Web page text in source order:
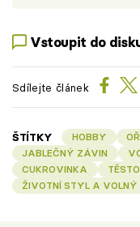
Vstoupit do
Sdílejte článek
ŠTÍTKY HOBBY
JABLEČNÝ ZÁVIN
CUKROVINKA
TĚSTO
ŽIVOTNÍ STYL A VOLNÝ